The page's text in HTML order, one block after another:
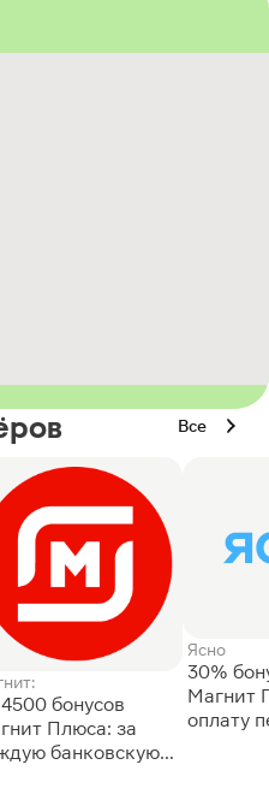
Все
бонусов
Плюса: за
банковскую
Ясно
30%
Магнит
оплату